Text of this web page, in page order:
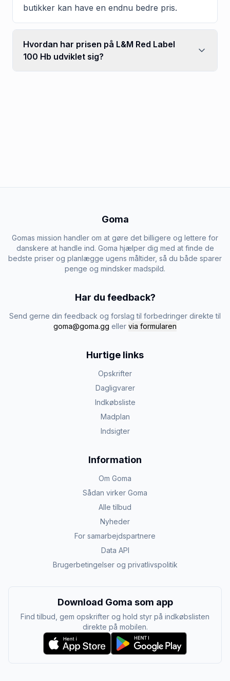
butikker kan have en endnu bedre pris.
Hvordan har prisen på L&M Red Label
100 Hb udviklet sig?
Goma
Gomas mission handler om at gøre det billigere og lettere for
danskere at handle ind. Goma hjælper dig med at finde de
bedste priser og planlægge ugens måltider, så du både sparer
penge og mindsker madspild.
Har du feedback?
Send gerne din feedback og forslag til forbedringer direkte til
goma@goma.gg eller via formularen
Hurtige links
Opskrifter
Dagligvarer
Indkøbsliste
Madplan
Indsigter
Information
Om Goma
Sådan virker Goma
Alle tilbud
Nyheder
For samarbejdspartnere
Data API
Brugerbetingelser og privatlivspolitik
Download Goma som app
Find tilbud, gem opskrifter og hold styr på indkøbslisten
direkte på mobilen.